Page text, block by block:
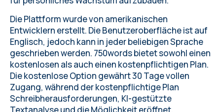
Die Plattform wurde von amerikanischen
Entwicklern erstellt. Die Benutzeroberfläche ist auf
Englisch, jedoch kann in jeder beliebigen Sprache
geschrieben werden. 750words bietet sowohl einen
kostenlosen als auch einen kostenpflichtigen Plan.
Die kostenlose Option gewährt 30 Tage vollen
Zugang, während der kostenpflichtige Plan
Schreibherausforderungen, KI-gestützte
Textanalyse und die Möglichkeit eröffnet,